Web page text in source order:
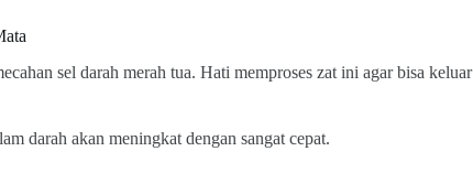
sel darah merah tua. Hati memproses zat ini agar bisa keluar
darah akan meningkat dengan sangat cepat.